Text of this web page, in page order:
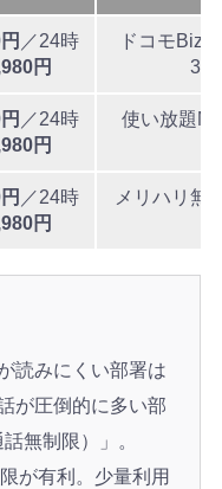
／24時
円
ドコモBiz
／24時
円
使い放題
／24時
円
メリハリ無
読みにくい部署は
が圧倒的に多い部
無制限）」。
が有利。少量利用